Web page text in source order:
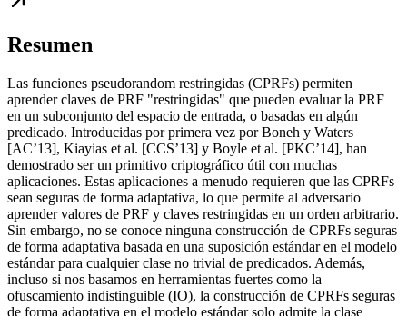
Resumen
Las funciones pseudorandom restringidas (CPRFs) permiten
aprender claves de PRF "restringidas" que pueden evaluar la PRF
en un subconjunto del espacio de entrada, o basadas en algún
predicado. Introducidas por primera vez por Boneh y Waters
[AC’13], Kiayias et al. [CCS’13] y Boyle et al. [PKC’14], han
demostrado ser un primitivo criptográfico útil con muchas
aplicaciones. Estas aplicaciones a menudo requieren que las CPRFs
sean seguras de forma adaptativa, lo que permite al adversario
aprender valores de PRF y claves restringidas en un orden arbitrario.
Sin embargo, no se conoce ninguna construcción de CPRFs seguras
de forma adaptativa basada en una suposición estándar en el modelo
estándar para cualquier clase no trivial de predicados. Además,
incluso si nos basamos en herramientas fuertes como la
ofuscamiento indistinguible (IO), la construcción de CPRFs seguras
de forma adaptativa en el modelo estándar solo admite la clase